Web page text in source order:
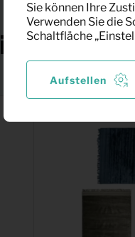
Sie können Ihre
Verwenden Sie die
Schaltfläche
Aufstellen